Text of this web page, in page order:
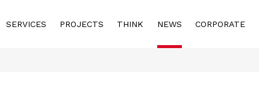
SERVICES PROJECTS THINK NEWS CORPORATE